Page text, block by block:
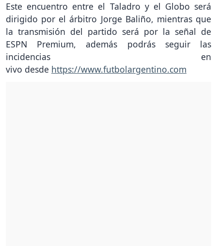
Este encuentro entre el Taladro y el Globo será
dirigido por el árbitro Jorge Baliño, mientras que
la transmisión del partido será por la señal de
ESPN Premium, además podrás seguir las
incidencias en
vivo desde https://www.futbolargentino.com